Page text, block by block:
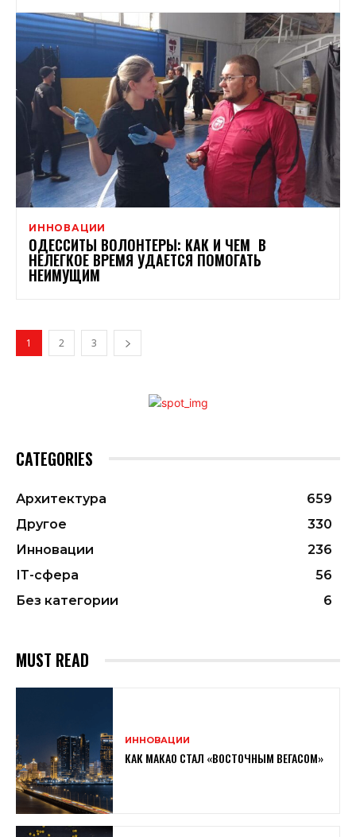
ИННОВАЦИИ
ОДЕССИТЫ ВОЛОНТЕРЫ: КАК И ЧЕМ В
НЕЛЕГКОЕ ВРЕМЯ УДАЕТСЯ ПОМОГАТЬ
НЕИМУЩИМ
1 2 3
CATEGORIES
Архитектура
659
Другое
330
Инновации
236
ІТ-сфера
56
Без категории
6
MUST READ
ИННОВАЦИИ
КАК МАКАО СТАЛ «ВОСТОЧНЫМ ВЕГАСОМ»